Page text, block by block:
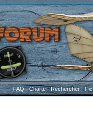
FAQ-Charte-Rechercher-